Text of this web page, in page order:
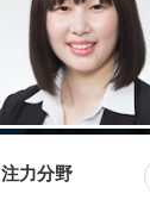
注力分野